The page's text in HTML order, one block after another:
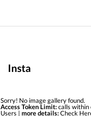
Insta
Sorry! No image gallery found.
Access Token Limit:calls within
Users | more details: Check